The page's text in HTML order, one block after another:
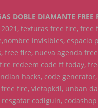
DOBLE DIAMANTE FREE
texturas free fire, free
invisibles, espacio
free fire, nueva agenda
redeem code ff today,
hacks, code
fire, vietapkdl, unban
resgatar codiguin,